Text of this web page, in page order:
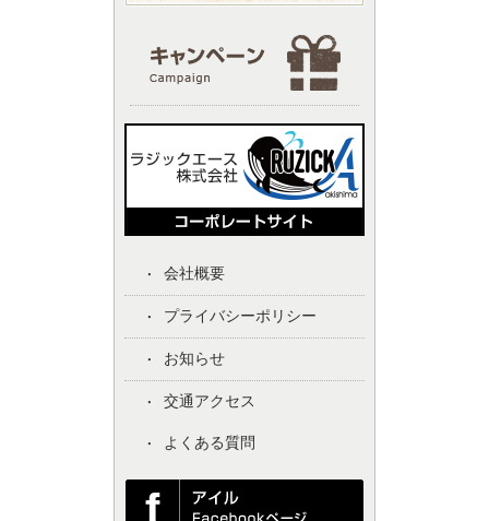
会社概要
プライバシーポリシー
お知らせ
交通アクセス
よくある質問